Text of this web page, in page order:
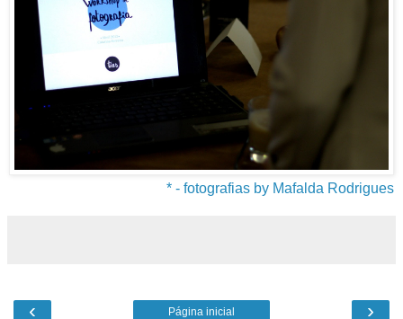
* - fotografias by Mafalda Rodrigues
‹ ›
Página inicial